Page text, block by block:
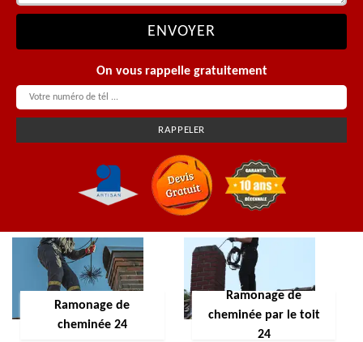
On vous rappelle gratuitement
Ramonage de
cheminée 24
Ramonage de
cheminée par le toit
24